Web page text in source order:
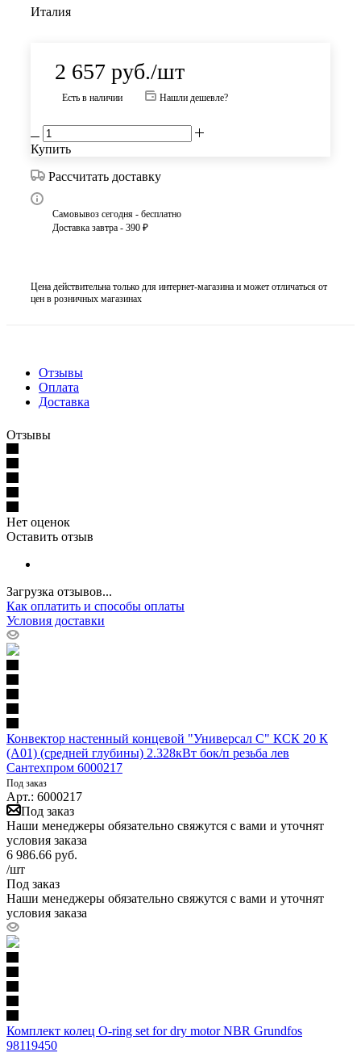
Италия
2 657 руб./шт
Есть в наличии Нашли дешевле?
Купить
Рассчитать доставку
Самовывоз сегодня - бесплатно
Доставка завтра - 390 ₽
Цена действительна только для интернет-магазина и может отличаться от
цен в розничных магазинах
Отзывы
Оплата
Доставка
Отзывы
Нет оценок
Оставить отзыв
Загрузка отзывов...
Как оплатить и способы оплаты
Условия доставки
Конвектор настенный концевой "Универсал С" КСК 20 К
(А01) (средней глубины) 2.328кВт бок/п резьба лев
Сантехпром 6000217
Под заказ
Арт.: 6000217
Под заказ
Наши менеджеры обязательно свяжутся с вами и уточнят
условия заказа
6 986.66 руб.
/шт
Под заказ
Наши менеджеры обязательно свяжутся с вами и уточнят
условия заказа
Комплект колец O-ring set for dry motor NBR Grundfos
98119450